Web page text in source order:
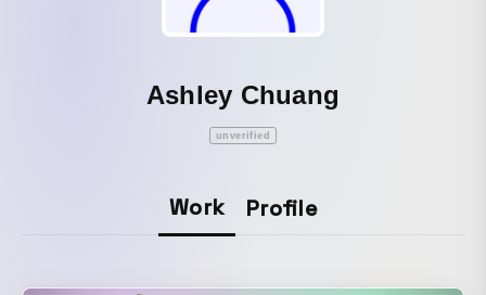
Ashley Chuang
unverified
Work Profile